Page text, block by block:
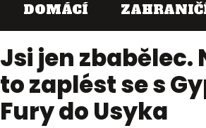
DOMÁCÍ
Jsi jen zbabělec.
to zaplést se s
Fury do Usyka